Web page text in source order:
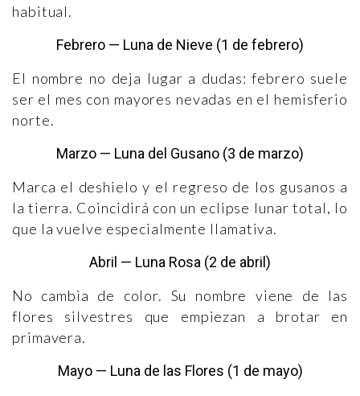
habitual.
Febrero — Luna de Nieve (1 de febrero)
El nombre no deja lugar a dudas: febrero suele
ser el mes con mayores nevadas en el hemisferio
norte.
Marzo — Luna del Gusano (3 de marzo)
Marca el deshielo y el regreso de los gusanos a
la tierra. Coincidirá con un eclipse lunar total, lo
que la vuelve especialmente llamativa.
Abril — Luna Rosa (2 de abril)
No cambia de color. Su nombre viene de las
flores silvestres que empiezan a brotar en
primavera.
Mayo — Luna de las Flores (1 de mayo)